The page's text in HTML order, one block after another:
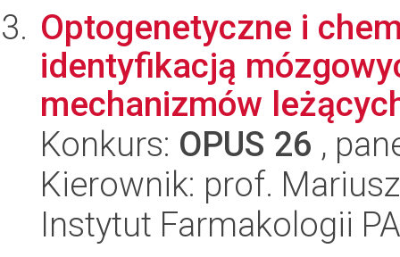
Optogenetyczne i
identyfikacją
mechanizmów
Konkurs: OPUS 26 ,
Kierownik: prof.
Instytut Farmakologii